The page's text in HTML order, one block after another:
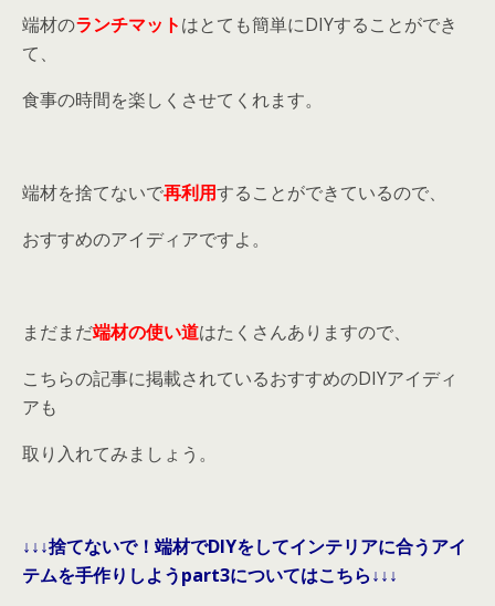
端材のランチマットはとても簡単にDIYすることができ
て、
食事の時間を楽しくさせてくれます。
端材を捨てないで再利用することができているので、
おすすめのアイディアですよ。
まだまだ端材の使い道はたくさんありますので、
こちらの記事に掲載されているおすすめのDIYアイディ
アも
取り入れてみましょう。
↓↓↓捨てないで！端材でDIYをしてインテリアに合うアイ
テムを手作りしようpart3についてはこちら↓↓↓